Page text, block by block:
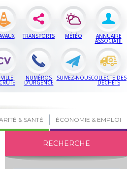
TRANSPORTS MÉTÉO ANNUAIRE
ASSOCIATIF
VILLE NUMÉROS
D’URGENCE
SUIVEZ-NOUSCOLLECTE DES
DÉCHETS
& SANTÉ ÉCONOMIE & EMPLOI
RECHERCHE